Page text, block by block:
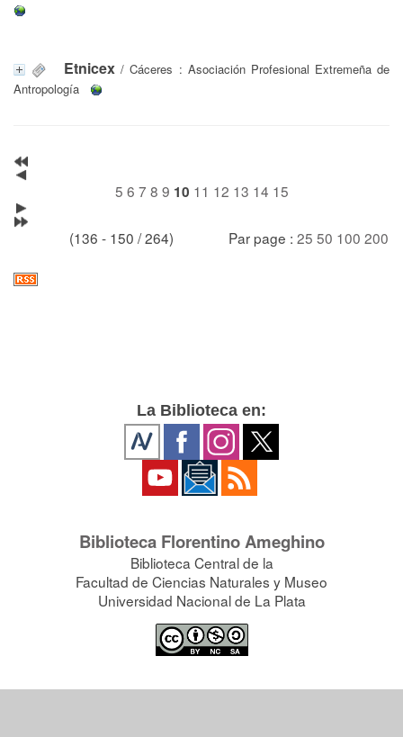
Etnicex / Cáceres : Asociación Profesional Extremeña de
Antropología
5 6 7 8 9 10 11 12 13 14 15
(136 - 150 / 264) Par page : 25 50 100 200
La Biblioteca en:
Biblioteca Florentino Ameghino
Biblioteca Central de la
Facultad de Ciencias Naturales y Museo
Universidad Nacional de La Plata